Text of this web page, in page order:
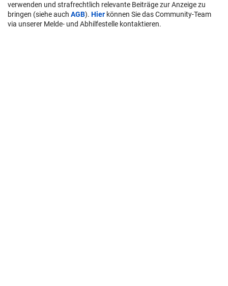
verwenden und strafrechtlich relevante Beiträge zur Anzeige zu
bringen (siehe auch AGB). Hier können Sie das Community-Team
via unserer Melde- und Abhilfestelle kontaktieren.